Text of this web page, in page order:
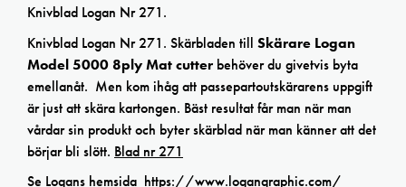
Knivblad Logan Nr 271.
Knivblad Logan Nr 271. Skärbladen till Skärare Logan
Model 5000 8ply Mat cutter behöver du givetvis byta
emellanåt. Men kom ihåg att passepartoutskärarens uppgift
är just att skära kartongen. Bäst resultat får man när man
vårdar sin produkt och byter skärblad när man känner att det
börjar bli slött. Blad nr 271
Se Logans hemsida https://www.logangraphic.com/